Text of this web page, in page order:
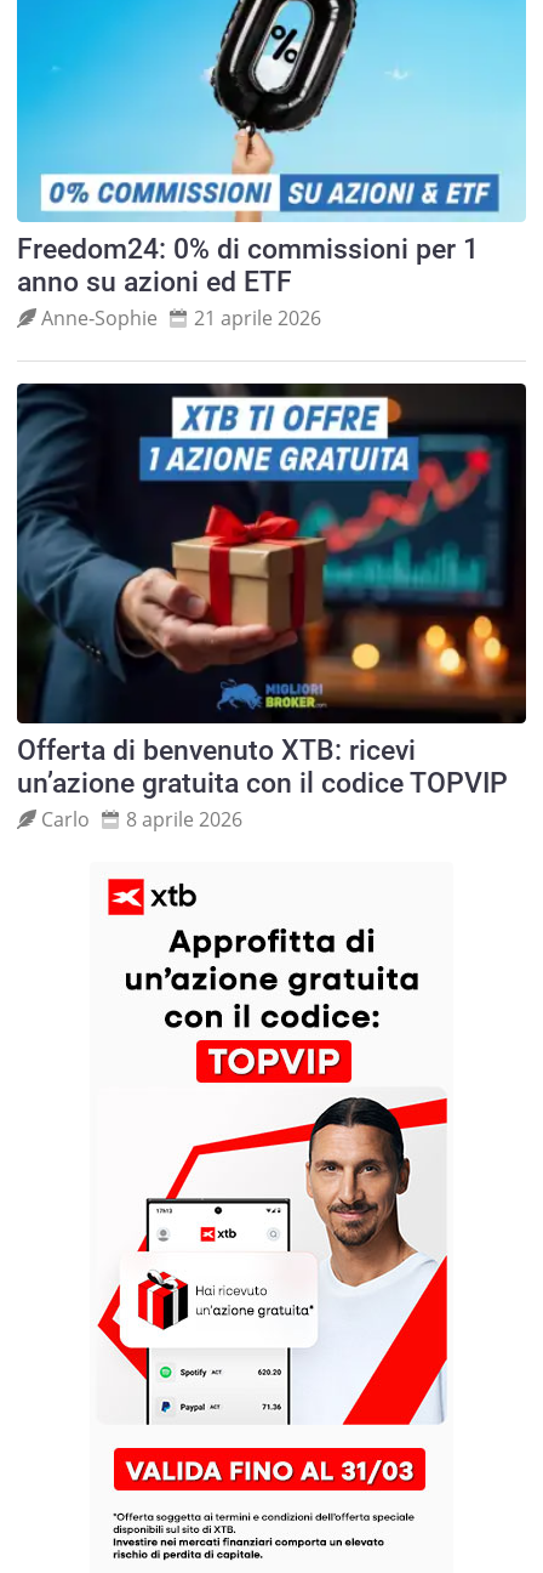
Freedom24: 0% di commissioni per 1
anno su azioni ed ETF
Anne‑Sophie 21 aprile 2026
Offerta di benvenuto XTB: ricevi
un’azione gratuita con il codice TOPVIP
Carlo 8 aprile 2026